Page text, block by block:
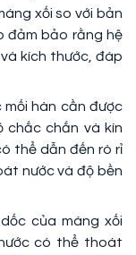
xối so với bản
đảm bảo rằng hệ
kích thước, đáp
mối hàn cần được
chắc chắn và kín
thể dẫn đến rò rỉ
nước và độ bền
của máng xối
có thể thoát